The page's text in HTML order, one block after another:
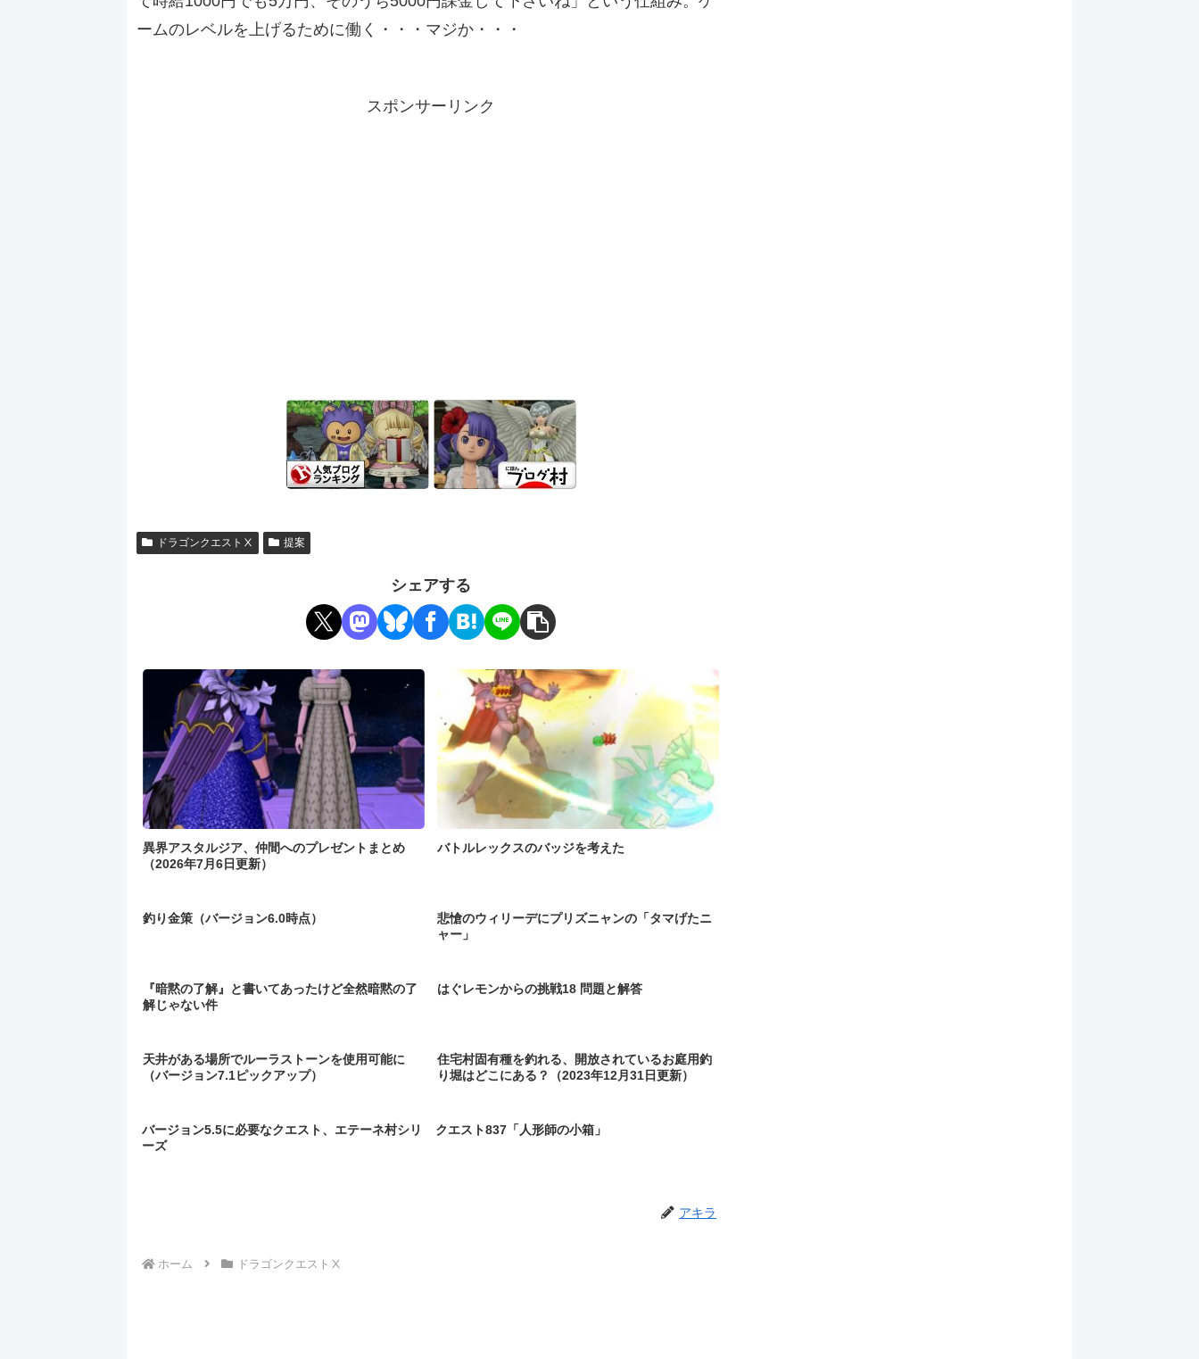
ームのレベルを上げるために働く・・・マジか・・・
スポンサーリンク
ドラゴンクエストⅩ 提案
シェアする
異界アスタルジア、仲間へのプレゼントまとめ
（2026年7月6日更新）
バトルレックスのバッジを考えた
釣り金策（バージョン6.0時点）
悲愴のウィリーデにプリズニャンの「タマげたニ
ャー」
『暗黙の了解』と書いてあったけど全然暗黙の了
解じゃない件
はぐレモンからの挑戦18 問題と解答
天井がある場所でルーラストーンを使用可能に
（バージョン7.1ピックアップ）
住宅村固有種を釣れる、開放されているお庭用釣
り堀はどこにある？（2023年12月31日更新）
バージョン5.5に必要なクエスト、エテーネ村シリ
ーズ
クエスト837「人形師の小箱」
アキラ
ホーム ドラゴンクエストⅩ